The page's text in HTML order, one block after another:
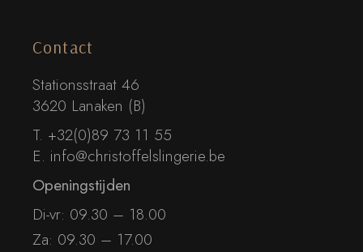
Contact
Stationsstraat 46
3620 Lanaken (B)
T. +32(0)89 73 11 55
E. info@christoffelslingerie.be
Openingstijden
Di-vr: 09.30 – 18.00
Za: 09.30 – 17.00